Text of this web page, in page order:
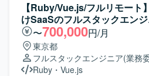
【Ruby/Vue.js/フルリモート
けSaaSのフルスタックエン
〜700,000円/月
東京都
フルスタックエンジニア(業務
Ruby ・ Vue.js